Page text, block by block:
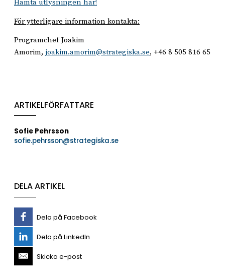
Hämta utlysningen här!
För ytterligare information kontakta:
Programchef Joakim
Amorim, joakim.amorim@strategiska.se, +46 8 505 816 65
ARTIKELFÖRFATTARE
Sofie Pehrsson
sofie.pehrsson@strategiska.se
DELA ARTIKEL
Dela på Facebook
Dela på LinkedIn
Skicka e-post